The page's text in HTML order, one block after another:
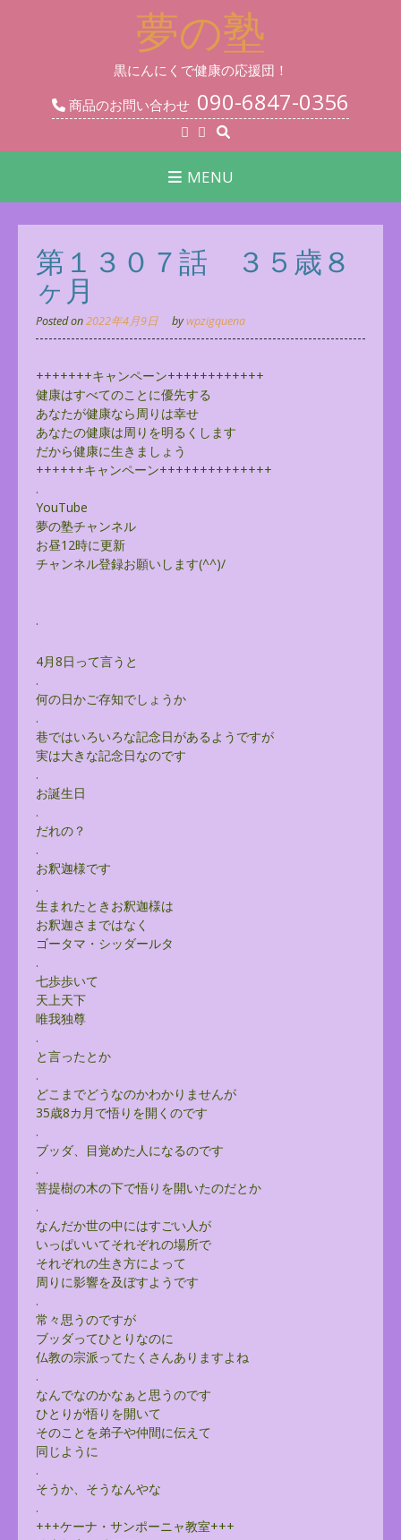
夢の塾
黒にんにくで健康の応援団！
商品のお問い合わせ 090-6847-0356
MENU
第１３０７話 ３５歳８
ヶ月
Posted on2022年4月9日 bywpzigquena
+++++++キャンペーン++++++++++++
健康はすべてのことに優先する
あなたが健康なら周りは幸せ
あなたの健康は周りを明るくします
だから健康に生きましょう
++++++キャンペーン++++++++++++++
.
YouTube
夢の塾チャンネル
お昼12時に更新
チャンネル登録お願いします(^^)/
.
4月8日って言うと
.
何の日かご存知でしょうか
.
巷ではいろいろな記念日があるようですが
実は大きな記念日なのです
.
お誕生日
.
だれの？
.
お釈迦様です
.
生まれたときお釈迦様は
お釈迦さまではなく
ゴータマ・シッダールタ
.
七歩歩いて
天上天下
唯我独尊
.
と言ったとか
.
どこまでどうなのかわかりませんが
35歳8カ月で悟りを開くのです
.
ブッダ、目覚めた人になるのです
.
菩提樹の木の下で悟りを開いたのだとか
.
なんだか世の中にはすごい人が
いっぱいいてそれぞれの場所で
それぞれの生き方によって
周りに影響を及ぼすようです
.
常々思うのですが
ブッダってひとりなのに
仏教の宗派ってたくさんありますよね
.
なんでなのかなぁと思うのです
ひとりが悟りを開いて
そのことを弟子や仲間に伝えて
同じように
.
そうか、そうなんやな
.
+++ケーナ・サンポーニャ教室+++